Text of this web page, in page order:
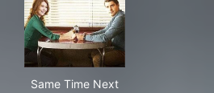
Same Time Next